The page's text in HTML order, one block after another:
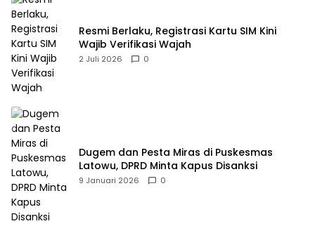
Resmi Berlaku, Registrasi Kartu SIM Kini
Wajib Verifikasi Wajah
2 Juli 2026 0
Dugem dan Pesta Miras di Puskesmas
Latowu, DPRD Minta Kapus Disanksi
9 Januari 2026 0